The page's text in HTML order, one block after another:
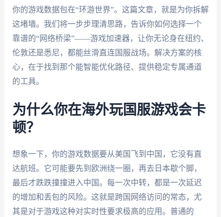
你的游戏数据包在“环游世界”。这篇文章，就是为你拆解
这堵墙。我们将一步步理清思路，告诉你如何选择一个
靠谱的“网络桥梁”——游戏加速器，让你无论身在纽约、
伦敦还是悉尼，都能丝滑直连国服战场。解决方案的核
心，在于找到那个能智能优化路径、提供稳定专属通道
的工具。
为什么你在海外玩国服游戏会卡
顿？
想象一下，你的游戏数据要从美国飞到中国，它没有直
达航班。它可能要先到欧洲绕一圈，再去日本歇个脚，
最后才跌跌撞撞进入中国。每一次中转，都是一次延迟
的增加和丢包的风险。这就是跨国网络访问的常态，尤
其是对于游戏这种对实时性要求极高的应用。普通的